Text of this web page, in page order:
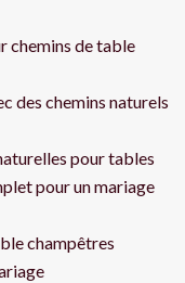
chemins de table
des chemins naturels
pour tables
pour un mariage
champêtres